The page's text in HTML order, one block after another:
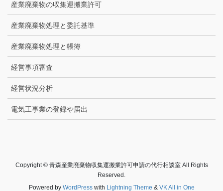
産業廃棄物の収集運搬業許可
産業廃棄物処理と委託基準
産業廃棄物処理と帳簿
経営事項審査
経営状況分析
電気工事業の登録や届出
Copyright © 青森産業廃棄物収集運搬業許可申請の代行相談室 All Rights
Reserved.
Powered by WordPresswith Lightning Theme & VK All in One